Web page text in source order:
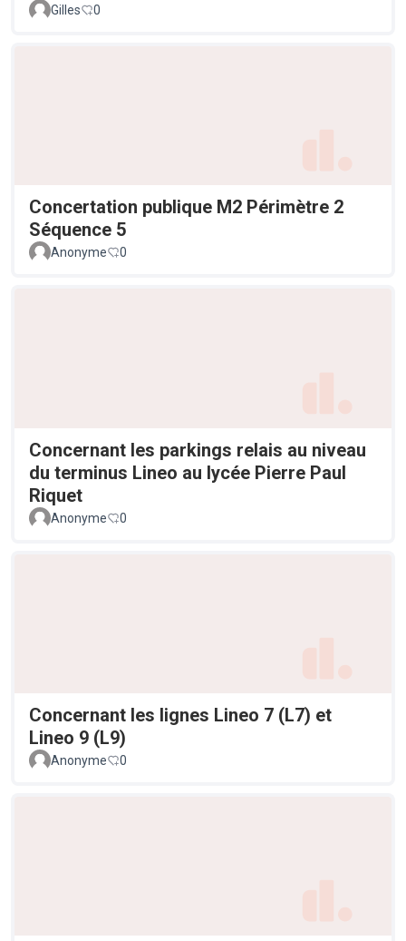
Gilles 0
Concertation publique M2 Périmètre 2
Séquence 5
Anonyme 0
Concernant les parkings relais au niveau
du terminus Lineo au lycée Pierre Paul
Riquet
Anonyme 0
Concernant les lignes Lineo 7 (L7) et
Lineo 9 (L9)
Anonyme 0